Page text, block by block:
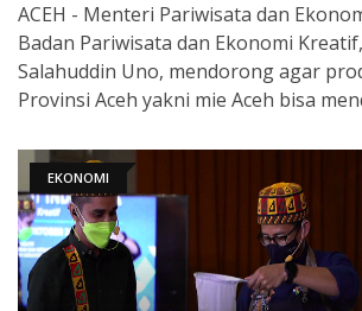
ACEH - Menteri Pariwisata dan
Badan Pariwisata dan Ekonomi
Salahuddin Uno, mendorong agar
Provinsi Aceh yakni mie Aceh bisa
EKONOMI